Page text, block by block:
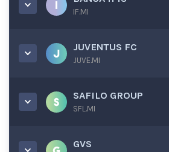
IF.MI
JUVENTUS FC
JUVE.MI
SAFILO GROUP
SFL.MI
GVS